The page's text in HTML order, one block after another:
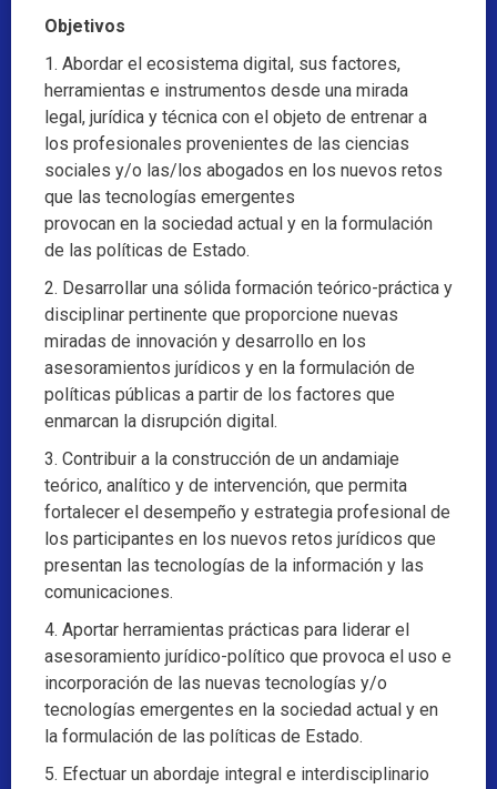
Objetivos
1. Abordar el ecosistema digital, sus factores,
herramientas e instrumentos desde una mirada
legal, jurídica y técnica con el objeto de entrenar a
los profesionales provenientes de las ciencias
sociales y/o las/los abogados en los nuevos retos
que las tecnologías emergentes
provocan en la sociedad actual y en la formulación
de las políticas de Estado.
2. Desarrollar una sólida formación teórico-práctica y
disciplinar pertinente que proporcione nuevas
miradas de innovación y desarrollo en los
asesoramientos jurídicos y en la formulación de
políticas públicas a partir de los factores que
enmarcan la disrupción digital.
3. Contribuir a la construcción de un andamiaje
teórico, analítico y de intervención, que permita
fortalecer el desempeño y estrategia profesional de
los participantes en los nuevos retos jurídicos que
presentan las tecnologías de la información y las
comunicaciones.
4. Aportar herramientas prácticas para liderar el
asesoramiento jurídico-político que provoca el uso e
incorporación de las nuevas tecnologías y/o
tecnologías emergentes en la sociedad actual y en
la formulación de las políticas de Estado.
5. Efectuar un abordaje integral e interdisciplinario